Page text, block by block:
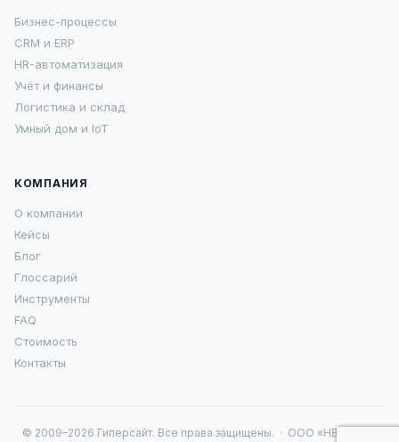
Бизнес-процессы
CRM и ERP
HR-автоматизация
Учёт и финансы
Логистика и склад
Умный дом и IoT
КОМПАНИЯ
О компании
Кейсы
Блог
Глоссарий
Инструменты
FAQ
Стоимость
Контакты
© 2009–2026 Гиперсайт. Все права защищены. · ООО «НВА 16» ·